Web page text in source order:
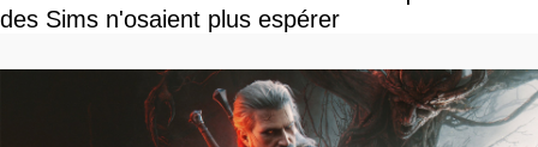
des Sims n'osaient plus espérer